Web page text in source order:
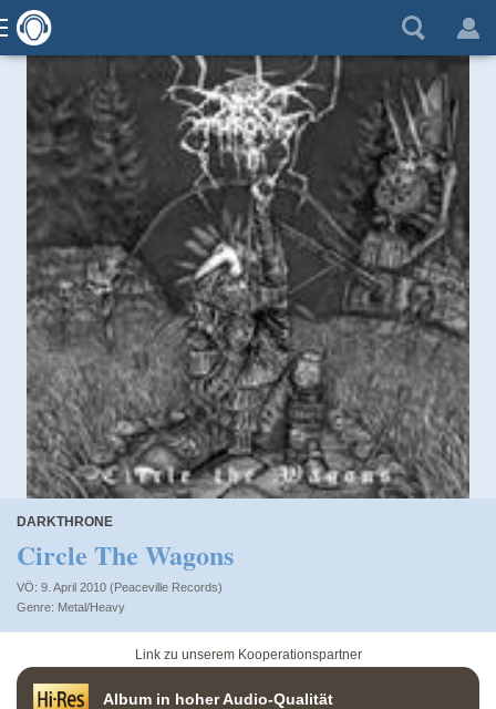
DARKTHRONE
Circle The Wagons
VÖ: 9. April 2010 (Peaceville Records)
Metal/Heavy
Link zu unserem Kooperationspartner
Album in hoher Audio-Qualität